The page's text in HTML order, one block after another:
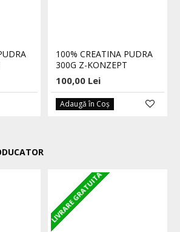
100% CREATINA PUDRA
300G Z-KONZEPT
100,00 Lei
Adaugă în Coş
LIVRARE GRATUITA